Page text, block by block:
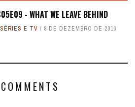
- WHAT WE LEAVE BEHIND
SÉRIES E TV 8 DE DEZEMBRO DE 2016